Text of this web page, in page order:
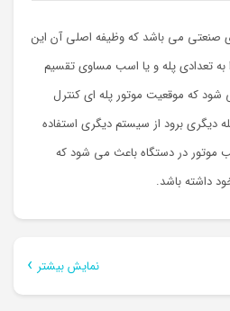
صنعتی می باشد که وظیفه اصلی آن این
تعدادی پله و یا اسب مساوی تقسیم
که موقعیت موتور پله ای کنترل
دیگری برود از سیستم دیگری استفاده
موتور در دستگاه باعث می شود که
داشته باشد.
نمایش بیشتر